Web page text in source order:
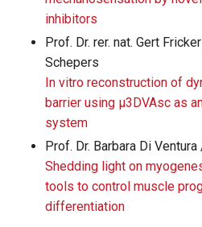
inhibitors
Prof. Dr. rer. nat. Gert
Schepers
In vitro reconstruction of
barrier using μ3DVAsc as
system
Prof. Dr. Barbara Di
Shedding light on
tools to control muscle
differentiation